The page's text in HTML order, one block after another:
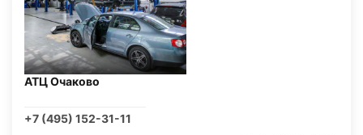
АТЦ Очаково
+7 (495) 152-31-11